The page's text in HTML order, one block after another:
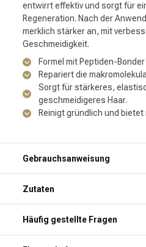
entwirrt effektiv und sorgt für
Regeneration. Nach der
merklich stärker an, mit
Geschmeidigkeit.
Formel mit Peptiden-
Repariert die
Sorgt für stärkeres,
geschmeidigeres Haar.
Reinigt gründlich und bietet
Gebrauchsanweisung
Zutaten
Häufig gestellte Fragen